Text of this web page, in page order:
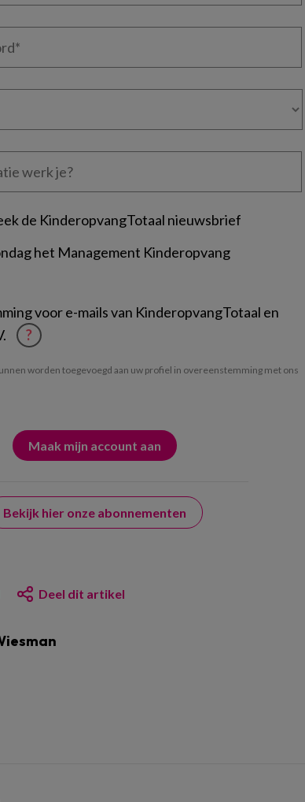
de KinderopvangTotaal nieuwsbrief
het Management Kinderopvang
voor e-mails van KinderopvangTotaal en
?
worden toegevoegd aan uw profiel in overeenstemming met ons
Bekijk hier onze abonnementen
Deel dit artikel